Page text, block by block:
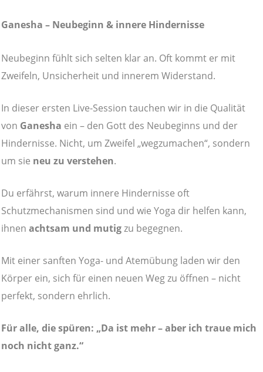
Ganesha – Neubeginn & innere Hindernisse
Neubeginn fühlt sich selten klar an. Oft kommt er mit
Zweifeln, Unsicherheit und innerem Widerstand.
In dieser ersten Live-Session tauchen wir in die Qualität
von Ganesha ein – den Gott des Neubeginns und der
Hindernisse. Nicht, um Zweifel „wegzumachen“, sondern
um sie neu zu verstehen.
Du erfährst, warum innere Hindernisse oft
Schutzmechanismen sind und wie Yoga dir helfen kann,
ihnen achtsam und mutigzu begegnen.
Mit einer sanften Yoga- und Atemübung laden wir den
Körper ein, sich für einen neuen Weg zu öffnen – nicht
perfekt, sondern ehrlich.
Für alle, die spüren: „Da ist mehr – aber ich traue mich
noch nicht ganz.“